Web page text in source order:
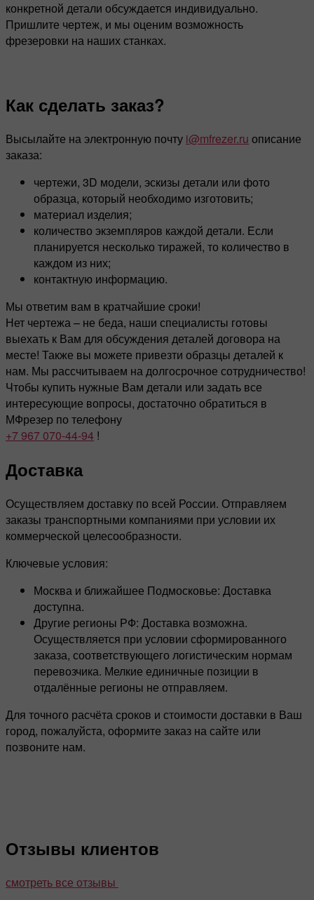
конкретной детали обсуждается индивидуально.
Пришлите чертеж, и мы оценим возможность
фрезеровки на наших станках.
Как сделать заказ?
Высылайте на электронную почту i@mfrezer.ru описание
заказа:
чертежи, 3D модели, эскизы детали или фото
образца, который необходимо изготовить;
материал изделия;
количество экземпляров каждой детали. Если
планируется несколько тиражей, то количество в
каждом из них;
контактную информацию.
Мы ответим вам в кратчайшие сроки!
Нет чертежа – не беда, наши специалисты готовы
выехать к Вам для обсуждения деталей договора на
месте! Также вы можете привезти образцы деталей к
нам. Мы рассчитываем на долгосрочное сотрудничество!
Чтобы купить нужные Вам детали или задать все
интересующие вопросы, достаточно обратиться в
МФрезер по телефону
+7 967 070-44-94 !
Доставка
Осуществляем доставку по всей России. Отправляем
заказы транспортными компаниями при условии их
коммерческой целесообразности.
Ключевые условия:
Москва и ближайшее Подмосковье: Доставка
доступна.
Другие регионы РФ: Доставка возможна.
Осуществляется при условии сформированного
заказа, соответствующего логистическим нормам
перевозчика. Мелкие единичные позиции в
отдалённые регионы не отправляем.
Для точного расчёта сроков и стоимости доставки в Ваш
город, пожалуйста, оформите заказ на сайте или
позвоните нам.
Отзывы клиентов
смотреть все отзывы